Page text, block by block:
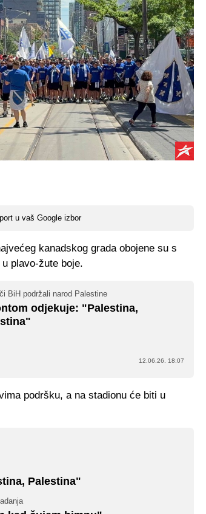
u vaš Google izbor
kanadskog grada obojene su s
plavo-žute boje.
BiH podržali narod Palestine
odjekuje: "Palestina,
12.06.26. 18:07
podršku, a na stadionu će biti u
Palestina"